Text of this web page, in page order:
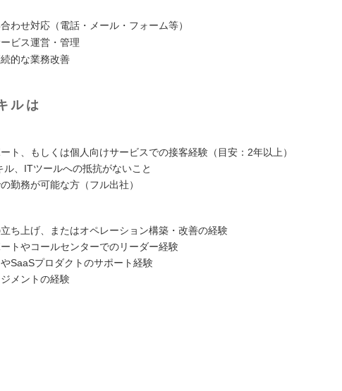
わせ対応（電話・メール・フォーム等）
ビス運営・管理
的な業務改善
ルは
ト、もしくは個人向けサービスでの接客経験（目安：2年以上）
ル、ITツールへの抵抗がないこと
勤務が可能な方（フル出社）
立ち上げ、またはオペレーション構築・改善の経験
ートやコールセンターでのリーダー経験
SaaSプロダクトのサポート経験
メントの経験